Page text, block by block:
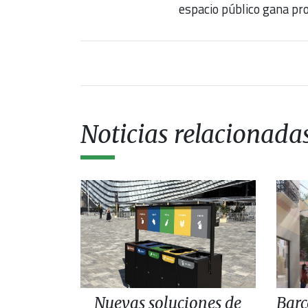
espacio público gana
Noticias
Nuevas soluciones de